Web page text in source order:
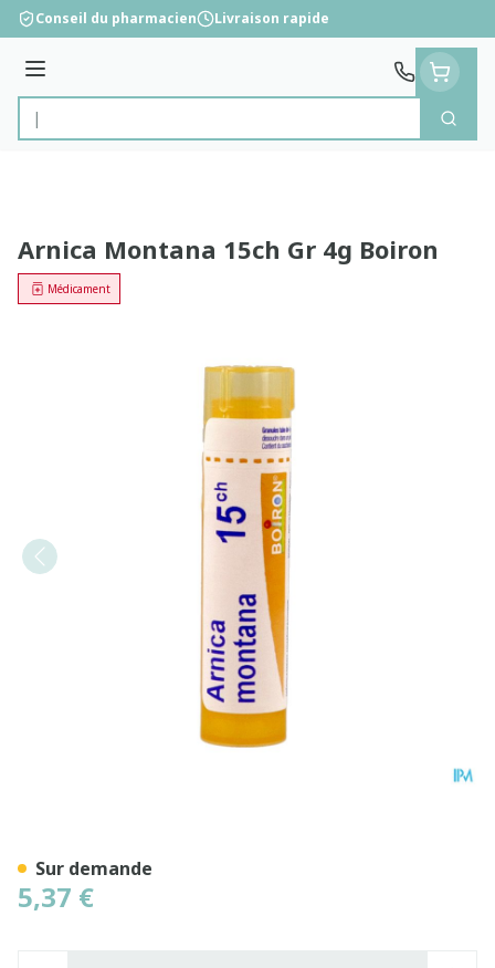
Aller au contenu
Conseil du pharmacien Livraison rapide
Menu
Rechercher
Arnica Montana 15ch Gr 4g Boiron
Médicament
5,37 €
Sur demande